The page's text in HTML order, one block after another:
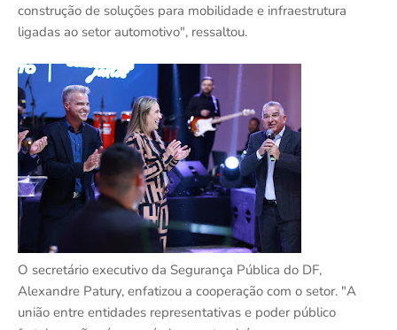
construção de soluções para mobilidade e infraestrutura
ligadas ao setor automotivo", ressaltou.
O secretário executivo da Segurança Pública do DF,
Alexandre Patury, enfatizou a cooperação com o setor. "A
união entre entidades representativas e poder público